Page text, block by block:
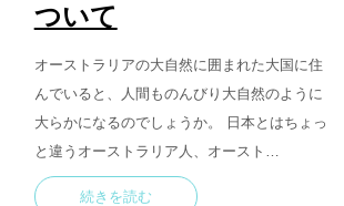
ついて
オーストラリアの大自然に囲まれた大国に住
んでいると、人間ものんびり大自然のように
大らかになるのでしょうか。 日本とはちょっ
と違うオーストラリア人、オースト…
続きを読む